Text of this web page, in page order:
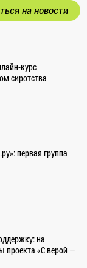
на новости
курс
сиротства
первая группа
на
проекта «С верой —